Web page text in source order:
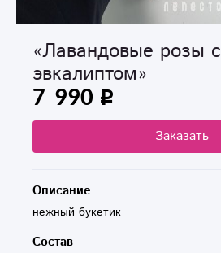
«Лавандовые розы с
эвкалиптом»
7 990
Заказать
Описание
нежный букетик
Состав